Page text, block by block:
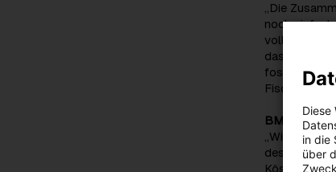
„Die
noch
vollen
das der
fossilen
Fischer.
BMin
„Wir
deshalb voll
Köstinger.
Diese
in die
über